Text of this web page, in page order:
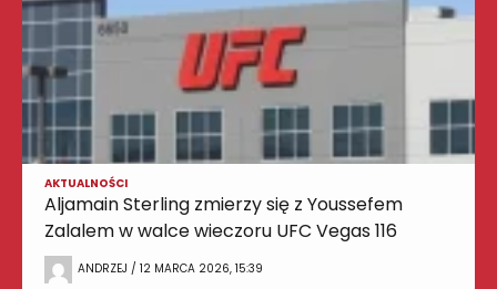
AKTUALNOŚCI
Aljamain Sterling zmierzy się z Youssefem
Zalalem w walce wieczoru UFC Vegas 116
ANDRZEJ / 12 MARCA 2026, 15:39